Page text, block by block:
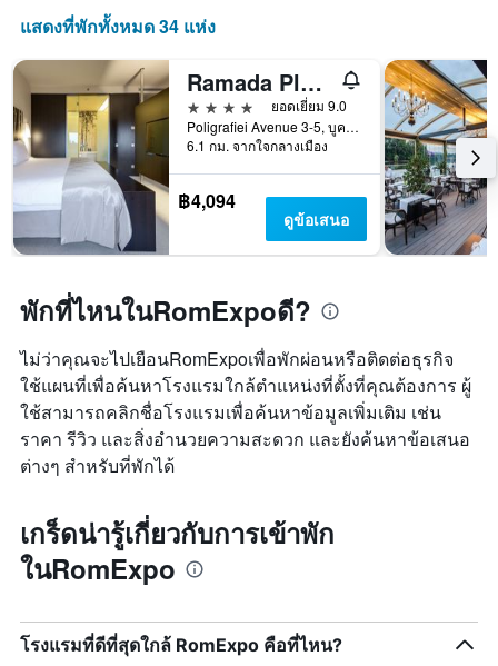
แสดงที่พักทั้งหมด 34 แห่ง
Ramada Plaza by Wyndham Bucharest Convention Center
4 ดาว
ยอดเยี่ยม 9.0
Poligrafiei Avenue 3-5, บูคาเรสต์, โรมาเนีย
6.1 กม. จากใจกลางเมือง
฿4,094
ดูข้อเสนอ
พักที่ไหนในRomExpoดี?
ไม่ว่าคุณจะไปเยือนRomExpoเพื่อพักผ่อนหรือติดต่อธุรกิจ
ใช้แผนที่เพื่อค้นหาโรงแรมใกล้ตำแหน่งที่ตั้งที่คุณต้องการ ผู้
ใช้สามารถคลิกชื่อโรงแรมเพื่อค้นหาข้อมูลเพิ่มเติม เช่น
ราคา รีวิว และสิ่งอำนวยความสะดวก และยังค้นหาข้อเสนอ
ต่างๆ สำหรับที่พักได้
เกร็ดน่ารู้เกี่ยวกับการเข้าพัก
ในRomExpo
โรงแรมที่ดีที่สุดใกล้ RomExpo คือที่ไหน?